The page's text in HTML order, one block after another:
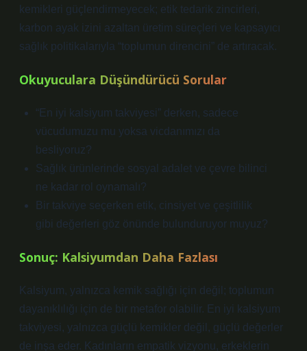
kemikleri güçlendirmeyecek; etik tedarik zincirleri,
karbon ayak izini azaltan üretim süreçleri ve kapsayıcı
sağlık politikalarıyla “toplumun direncini” de artıracak.
Okuyuculara Düşündürücü Sorular
“En iyi kalsiyum takviyesi” derken, sadece
vücudumuzu mu yoksa vicdanımızı da
besliyoruz?
Sağlık ürünlerinde sosyal adalet ve çevre bilinci
ne kadar rol oynamalı?
Bir takviye seçerken etik, cinsiyet ve çeşitlilik
gibi değerleri göz önünde bulunduruyor muyuz?
Sonuç: Kalsiyumdan Daha Fazlası
Kalsiyum, yalnızca kemik sağlığı için değil; toplumun
dayanıklılığı için de bir metafor olabilir. En iyi kalsiyum
takviyesi, yalnızca güçlü kemikler değil, güçlü değerler
de inşa eder. Kadınların empatik vizyonu, erkeklerin